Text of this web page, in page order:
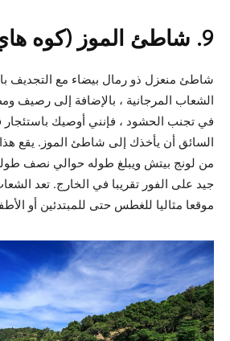
9. شاطئ الموز (كوه هاي)
شاطئ منعزل ذو رمال بيضاء مع التجديف
الشعاب المرجانية ، بالإضافة إلى رصيف
في تجنب الحشود ، فإنني أوصيك باستئجار
السائق أن يأخذك إلى شاطئ الموز. يقع
من لونج بيتش ويبلغ طوله حوالي نصف
جيد على الفور تقريبا في الخارج. تعد
موقعا مثاليا للغطس حتى للمبتدئين أو